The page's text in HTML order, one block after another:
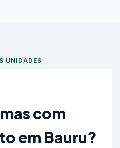
UNIDADES
com
em Bauru?